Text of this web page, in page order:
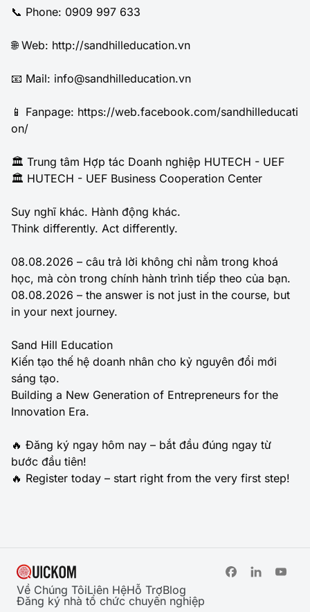
📞 Phone: 0909 997 633
🌐 Web: http://sandhilleducation.vn
📧 Mail: info@sandhilleducation.vn
📱 Fanpage: https://web.facebook.com/sandhilleducati
on/
🏛️ Trung tâm Hợp tác Doanh nghiệp HUTECH - UEF
🏛️ HUTECH - UEF Business Cooperation Center
Suy nghĩ khác. Hành động khác.
Think differently. Act differently.
08.08.2026 – câu trả lời không chỉ nằm trong khoá
học, mà còn trong chính hành trình tiếp theo của bạn.
08.08.2026 – the answer is not just in the course, but
in your next journey.
Sand Hill Education
Kiến tạo thế hệ doanh nhân cho kỷ nguyên đổi mới
sáng tạo.
Building a New Generation of Entrepreneurs for the
Innovation Era.
🔥 Đăng ký ngay hôm nay – bắt đầu đúng ngay từ
bước đầu tiên!
🔥 Register today – start right from the very first step!
Về Chúng TôiLiên HệHỗ TrợBlog
Đăng ký nhà tổ chức chuyên nghiệp